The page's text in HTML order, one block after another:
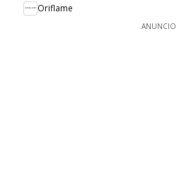
Oriflame
ANUNCIO